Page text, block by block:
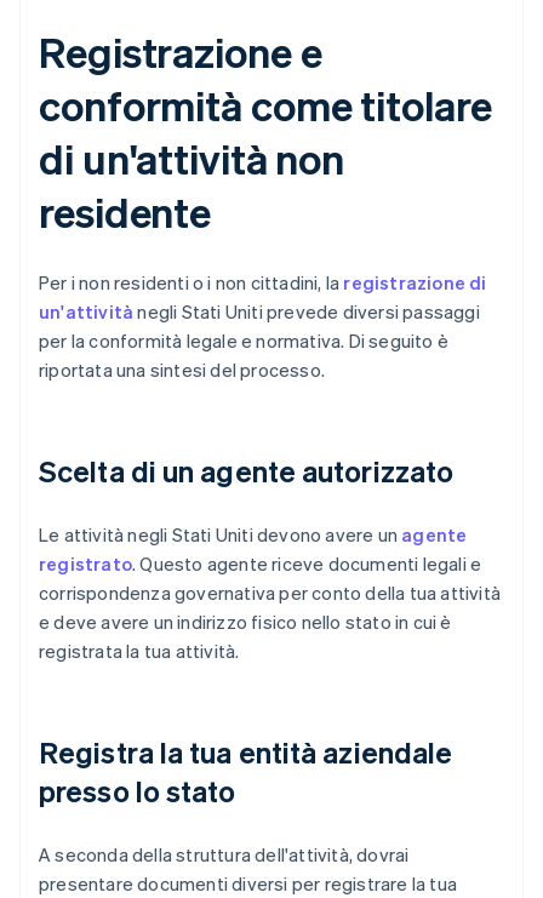
Registrazione e
conformità come titolare
di un'attività non
residente
Per i non residenti o i non cittadini, la registrazione di
un'attività negli Stati Uniti prevede diversi passaggi
per la conformità legale e normativa. Di seguito è
riportata una sintesi del processo.
Scelta di un agente autorizzato
Le attività negli Stati Uniti devono avere un agente
registrato. Questo agente riceve documenti legali e
corrispondenza governativa per conto della tua attività
e deve avere un indirizzo fisico nello stato in cui è
registrata la tua attività.
Registra la tua entità aziendale
presso lo stato
A seconda della struttura dell'attività, dovrai
presentare documenti diversi per registrare la tua